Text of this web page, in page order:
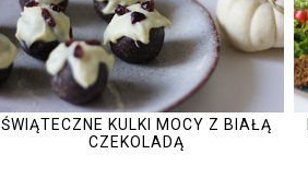
ŚWIĄTECZNE KULKI MOCY Z BIAŁĄ
CZEKOLADĄ